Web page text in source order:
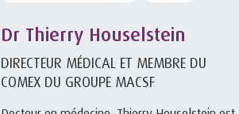
Dr Thierry Houselstein
DIRECTEUR MÉDICAL ET MEMBRE DU
COMEX DU GROUPE MACSF